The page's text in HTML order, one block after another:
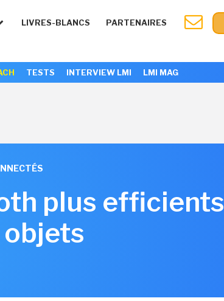
LIVRES-BLANCS PARTENAIRES
TESTS INTERVIEW LMI LMI MAG
plus efficients